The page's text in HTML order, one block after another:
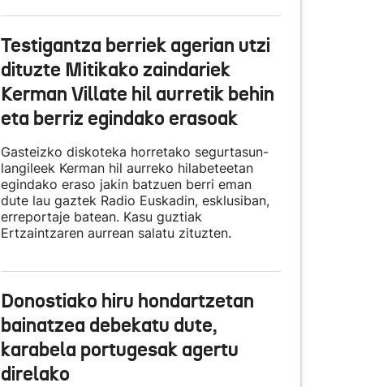
Testigantza berriek agerian utzi
dituzte Mitikako zaindariek
Kerman Villate hil aurretik behin
eta berriz egindako erasoak
Gasteizko diskoteka horretako segurtasun-
langileek Kerman hil aurreko hilabeteetan
egindako eraso jakin batzuen berri eman
dute lau gaztek Radio Euskadin, esklusiban,
erreportaje batean. Kasu guztiak
Ertzaintzaren aurrean salatu zituzten.
Donostiako hiru hondartzetan
bainatzea debekatu dute,
karabela portugesak agertu
direlako